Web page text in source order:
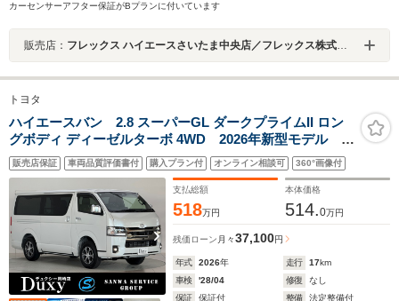
カーセンサーアフター保証がBプランに付いています
販売店： フレックス ハイエースさいたま中央店／フレックス株式会社
トヨタ
ハイエースバン 2.8 スーパーGL ダークプライムII ロン
グボディ ディーゼルターボ 4WD 2026年新型モデル 専
用8インチコネクトナビ AppleCarPlay 15インチアル
ミホイール パノラミックビューモニター デジタルイ
ンナーミラー 両側パワースライドドア シートヒータ
ー LEDヘッドランプ 寒冷地仕様
販売店保証 車両品質評価書付 購入プラン付 オンライン相談可 360°画像付
支払総額
518万円
本体価格
514.0万円
残価ローン 月々37,100円
年式 2026年 走行 17km
車検
'28/04 修復
なし
保証
保証付 整備
法定整備付